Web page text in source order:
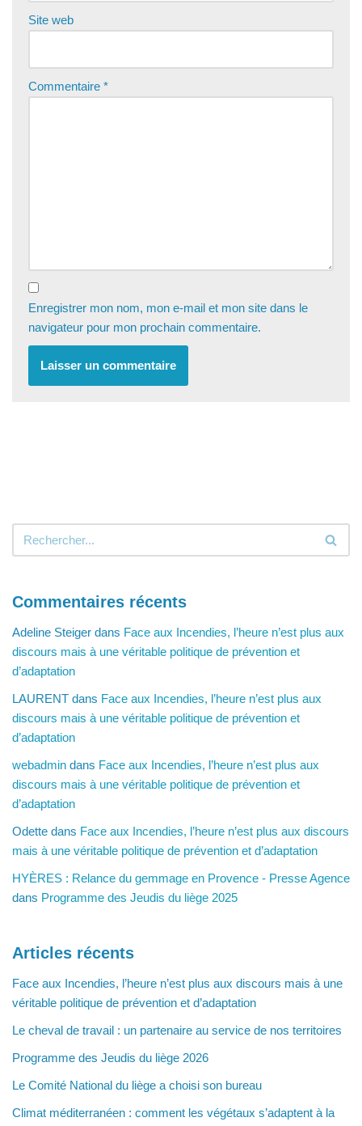
Site web
Commentaire *
Enregistrer mon nom, mon e-mail et mon site dans le
navigateur pour mon prochain commentaire.
Commentaires récents
Adeline Steiger dans Face aux Incendies, l’heure n’est plus aux
discours mais à une véritable politique de prévention et
d’adaptation
LAURENT dans Face aux Incendies, l’heure n’est plus aux
discours mais à une véritable politique de prévention et
d’adaptation
webadmin dans Face aux Incendies, l’heure n’est plus aux
discours mais à une véritable politique de prévention et
d’adaptation
Odette dans Face aux Incendies, l’heure n’est plus aux discours
mais à une véritable politique de prévention et d’adaptation
HYÈRES : Relance du gemmage en Provence - Presse Agence
dans Programme des Jeudis du liège 2025
Articles récents
Face aux Incendies, l’heure n’est plus aux discours mais à une
véritable politique de prévention et d’adaptation
Le cheval de travail : un partenaire au service de nos territoires
Programme des Jeudis du liège 2026
Le Comité National du liège a choisi son bureau
Climat méditerranéen : comment les végétaux s’adaptent à la